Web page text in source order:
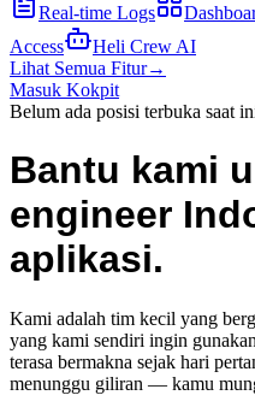
Real-time Logs
Access
Heli Crew AI
Lihat Semua Fitur→
Masuk Kokpit
Belum ada posisi terbuka saat
Bantu kami
engineer
aplikasi.
Kami adalah tim kecil yang
yang kami sendiri ingin
terasa bermakna sejak hari
menunggu giliran — kamu